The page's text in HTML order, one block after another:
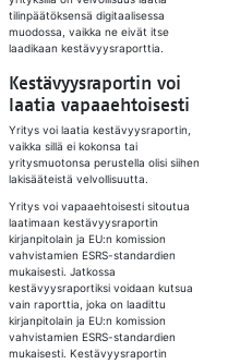
tilinpäätöksensä digitaalisessa
muodossa, vaikka ne eivät itse
laadikaan kestävyysraporttia.
Kestävyysraportin voi
laatia vapaaehtoisesti
Yritys voi laatia kestävyysraportin,
vaikka sillä ei kokonsa tai
yritysmuotonsa perustella olisi siihen
lakisääteistä velvollisuutta.
Yritys voi vapaaehtoisesti sitoutua
laatimaan kestävyysraportin
kirjanpitolain ja EU:n komission
vahvistamien ESRS-standardien
mukaisesti. Jatkossa
kestävyysraportiksi voidaan kutsua
vain raporttia, joka on laadittu
kirjanpitolain ja EU:n komission
vahvistamien ESRS-standardien
mukaisesti. Kestävyysraportin